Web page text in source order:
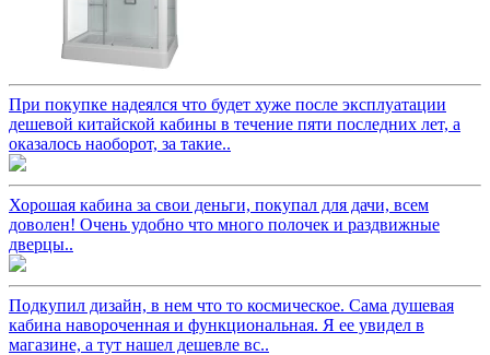
При покупке надеялся что будет хуже после эксплуатации
дешевой китайской кабины в течение пяти последних лет, а
оказалось наоборот, за такие..
Хорошая кабина за свои деньги, покупал для дачи, всем
доволен! Очень удобно что много полочек и раздвижные
дверцы..
Подкупил дизайн, в нем что то космическое. Сама душевая
кабина навороченная и функциональная. Я ее увидел в
магазине, а тут нашел дешевле вс..